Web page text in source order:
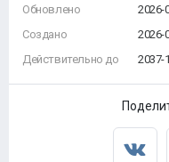
Обновлено
Создано
Действительно до
2026-
2026-
2037-